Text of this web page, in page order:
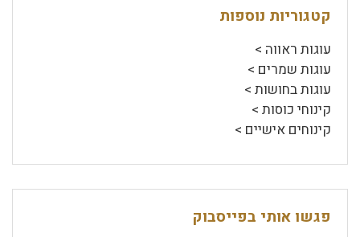
קטגוריות נוספות
עוגות ראווה >
עוגות שמרים >
עוגות בחושות >
קינוחי כוסות >
קינוחים אישיים >
פגשו אותי בפייסבוק